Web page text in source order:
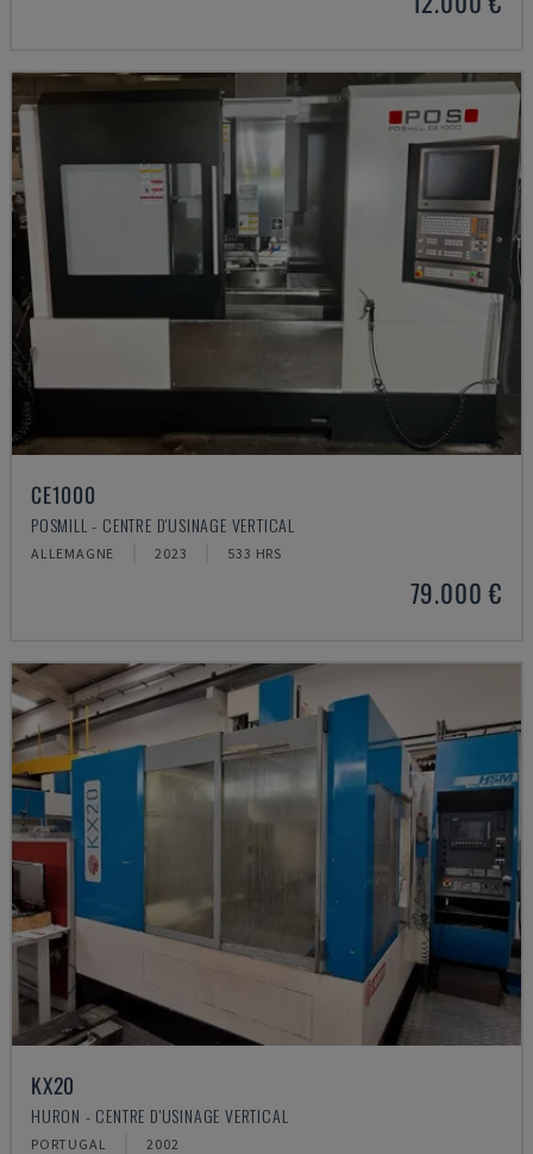
CE1000
POSMILL - CENTRE D'USINAGE VERTICAL
ALLEMAGNE 2023 533 HRS
79.000 €
KX20
HURON - CENTRE D'USINAGE VERTICAL
PORTUGAL 2002